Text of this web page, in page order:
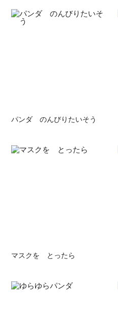
パンダ のんびりたいそう
マスクを とったら